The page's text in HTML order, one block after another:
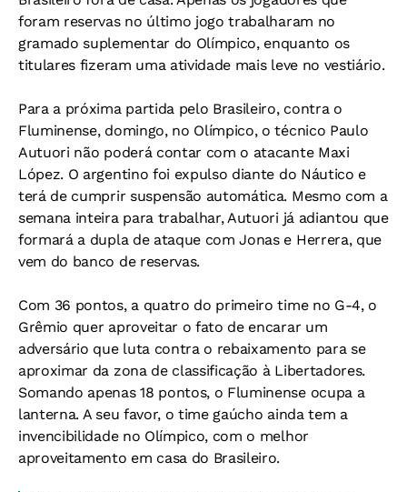
foram reservas no último jogo trabalharam no
gramado suplementar do Olímpico, enquanto os
titulares fizeram uma atividade mais leve no vestiário.
Para a próxima partida pelo Brasileiro, contra o
Fluminense, domingo, no Olímpico, o técnico Paulo
Autuori não poderá contar com o atacante Maxi
López. O argentino foi expulso diante do Náutico e
terá de cumprir suspensão automática. Mesmo com a
semana inteira para trabalhar, Autuori já adiantou que
formará a dupla de ataque com Jonas e Herrera, que
vem do banco de reservas.
Com 36 pontos, a quatro do primeiro time no G-4, o
Grêmio quer aproveitar o fato de encarar um
adversário que luta contra o rebaixamento para se
aproximar da zona de classificação à Libertadores.
Somando apenas 18 pontos, o Fluminense ocupa a
lanterna. A seu favor, o time gaúcho ainda tem a
invencibilidade no Olímpico, com o melhor
aproveitamento em casa do Brasileiro.